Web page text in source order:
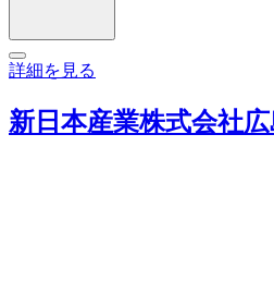
詳細を見る
新日本産業株式会社